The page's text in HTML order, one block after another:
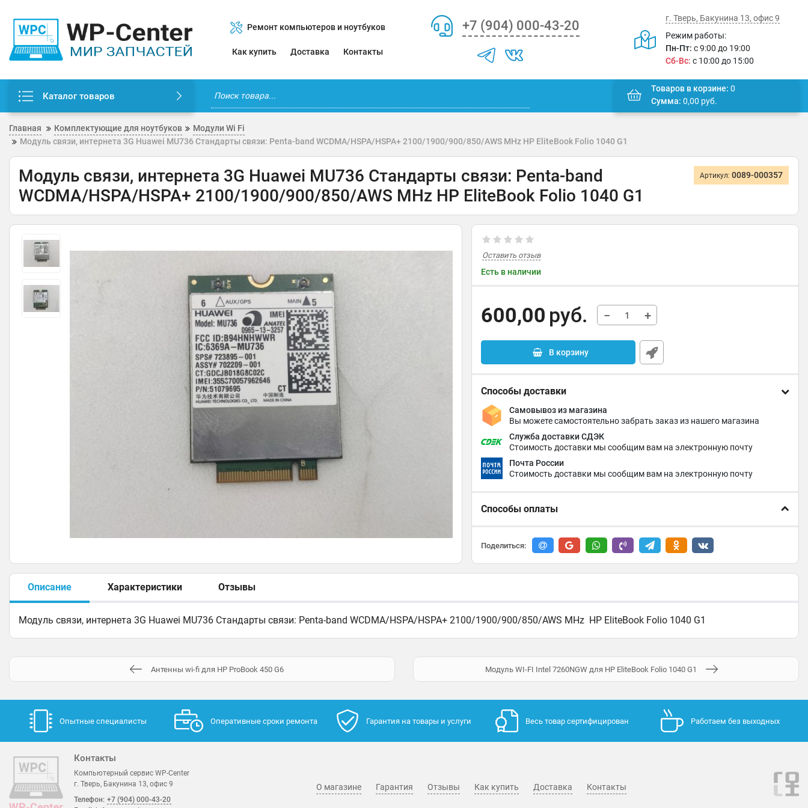
Ремонт компьютеров и ноутбуков
Как купить Доставка Контакты
+7 (904) 000-43-20
г. Тверь, Бакунина 13, офис 9
Режим работы:
Пн-Пт: с 9:00 до 19:00
Сб-Вс: с 10:00 до 15:00
Каталог товаров
Товаров в корзине: 0
Сумма: 0,00 руб.
Главная Комплектующие для ноутбуков
Модули Wi Fi
Модуль связи, интернета 3G Huawei MU736 Стандарты связи: Penta-band WCDMA/HSPA/HSPA+ 2100/1900/900/850/AWS MHz HP EliteBook Folio 1040 G1
Модуль связи, интернета 3G Huawei MU736 Стандарты связи: Penta-band
WCDMA/HSPA/HSPA+ 2100/1900/900/850/AWS MHz HP EliteBook Folio 1040 G1
Артикул: 0089-000357
Оставить отзыв
Есть в наличии
600,00 руб. − +
В корзину
Способы доставки
Самовывоз из магазина
Вы можете самостоятельно забрать заказ из нашего магазина
Служба доставки СДЭК
Стоимость доставки мы сообщим вам на электронную почту
Почта России
Стоимость доставки мы сообщим вам на электронную почту
Способы оплаты
Поделиться:
Описание Характеристики Отзывы
Модуль связи, интернета 3G Huawei MU736 Стандарты связи: Penta-band WCDMA/HSPA/HSPA+ 2100/1900/900/850/AWS MHz HP EliteBook Folio 1040 G1
Антенны wi-fi для HP ProBook 450 G6 Модуль WI-FI Intel 7260NGW для HP EliteBook Folio 1040 G1
Опытные специалисты Оперативные сроки ремонта Гарантия на товары и услуги Весь товар сертифицирован Работаем без выходных
Контакты
Компьютерный сервис WP-Center
г. Тверь, Бакунина 13, офис 9
Телефон: +7 (904) 000-43-20
О магазине Гарантия Отзывы Как купить Доставка Контакты